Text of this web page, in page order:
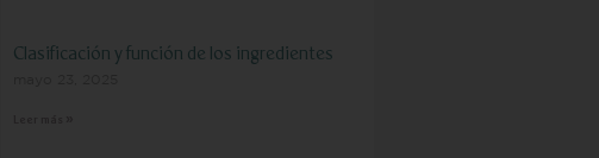
Clasificación y función de los ingredientes